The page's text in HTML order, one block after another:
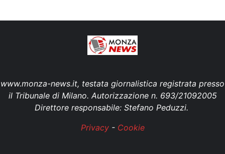
www.monza-news.it, testata giornalistica registrata presso
il Tribunale di Milano. Autorizzazione n. 693/21092005
Direttore responsabile: Stefano Peduzzi.
Privacy- Cookie